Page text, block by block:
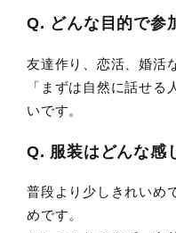
Q. どんな目的で参
友達作り、恋活、婚活
「まずは自然に話せる
いです。
Q. 服装はどんな感
普段より少しきれいめ
めです。